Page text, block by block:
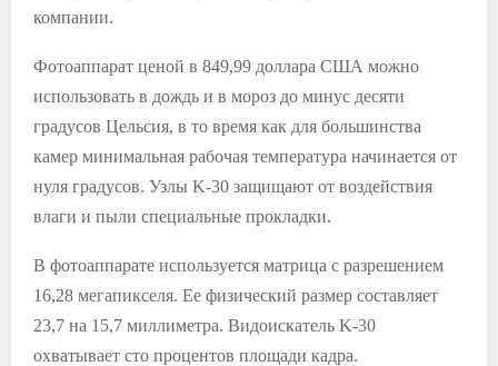
компании.
Фотоаппарат ценой в 849,99 доллара США можно
использовать в дождь и в мороз до минус десяти
градусов Цельсия, в то время как для большинства
камер минимальная рабочая температура начинается от
нуля градусов. Узлы K-30 защищают от воздействия
влаги и пыли специальные прокладки.
В фотоаппарате используется матрица с разрешением
16,28 мегапикселя. Ее физический размер составляет
23,7 на 15,7 миллиметра. Видоискатель K-30
охватывает сто процентов площади кадра.